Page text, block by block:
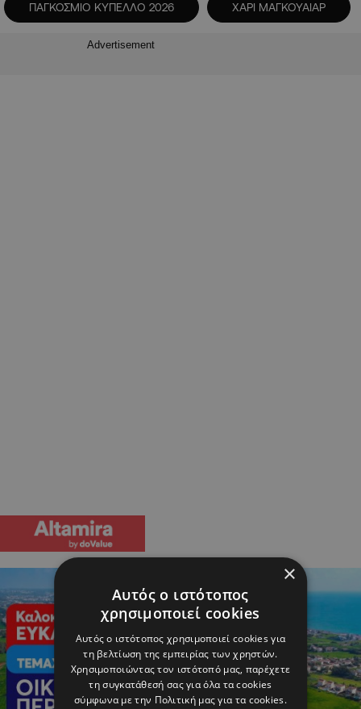
ΠΑΓΚΟΣΜΙΟ ΚΥΠΕΛΛΟ 2026 ΧΑΡΙ ΜΑΓΚΟΥΑΙΑΡ
Advertisement
×
Αυτός ο ιστότοπος
χρησιμοποιεί cookies
Αυτός ο ιστότοπος χρησιμοποιεί cookies για
τη βελτίωση της εμπειρίας των χρηστών.
Χρησιμοποιώντας τον ιστότοπό μας, παρέχετε
τη συγκατάθεσή σας για όλα τα cookies
σύμφωνα με την Πολιτική μας για τα cookies.